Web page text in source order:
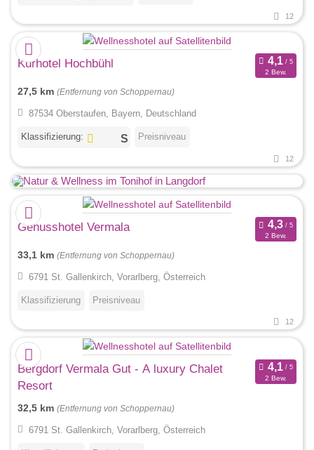
12
Kurhotel Hochbühl
2 Bew.
27,5 km (Entfernung von Schoppernau)
87534 Oberstaufen, Bayern, Deutschland
Klassifizierung: Preisniveau
12
Genusshotel Vermala
2 Bew.
33,1 km (Entfernung von Schoppernau)
6791 St. Gallenkirch, Vorarlberg, Österreich
Klassifizierung Preisniveau
12
Bergdorf Vermala Gut - A luxury Chalet
Resort
2 Bew.
32,5 km (Entfernung von Schoppernau)
6791 St. Gallenkirch, Vorarlberg, Österreich